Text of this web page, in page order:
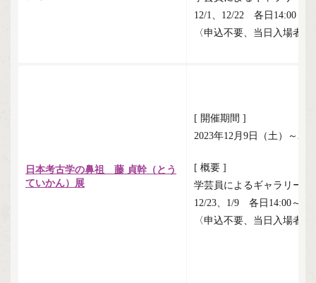
12/1、12/22 各日14:00～
〈申込不要、当日入場者限
日本考古学の鼻祖 藤 貞幹（とう
ていかん）展
[ 開催期間 ]
2023年12月9日（土）～
[ 概要 ]
学芸員によるギャラリート
12/23、1/9 各日14:00～
〈申込不要、当日入場者限